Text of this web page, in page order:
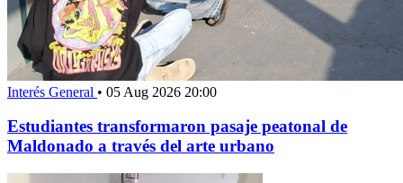
Interés General • 05 Aug 2026 20:00
Estudiantes transformaron pasaje peatonal de
Maldonado a través del arte urbano